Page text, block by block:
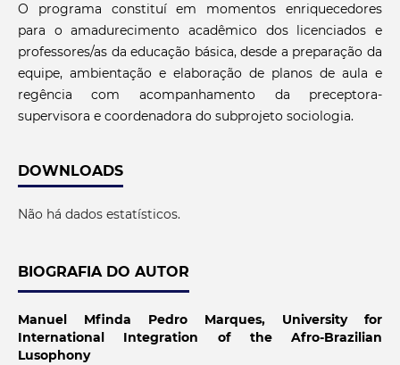
O programa constituí em momentos enriquecedores
para o amadurecimento acadêmico dos licenciados e
professores/as da educação básica, desde a preparação da
equipe, ambientação e elaboração de planos de aula e
regência com acompanhamento da preceptora-
supervisora e coordenadora do subprojeto sociologia.
DOWNLOADS
Não há dados estatísticos.
BIOGRAFIA DO AUTOR
Manuel Mfinda Pedro Marques, University for
International Integration of the Afro-Brazilian
Lusophony